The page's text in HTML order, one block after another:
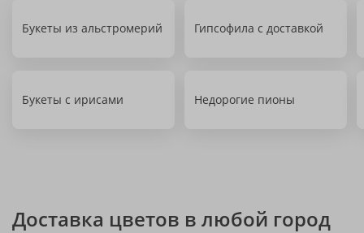
Букеты из альстромерий Гипсофила с доставкой
Букеты с ирисами Недорогие пионы
Доставка цветов в любой город